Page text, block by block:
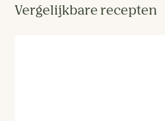
Vergelijkbare recepten